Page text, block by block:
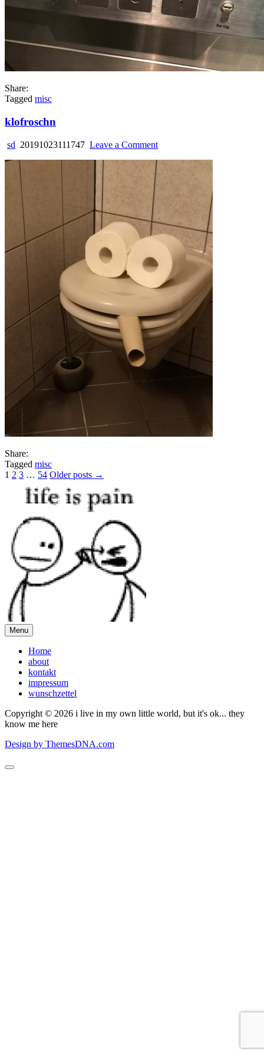
Share:
Tagged misc
klofroschn
sd 20191023111747 Leave a Commenton
Share:
Tagged misc
Posts
pagination
1 2 3 … 54 Older posts →
Menu
Home
about
kontakt
impressum
wunschzettel
Copyright © 2026 i live in my own little world, but it's ok... they
know me here
Design by ThemesDNA.com
Scroll